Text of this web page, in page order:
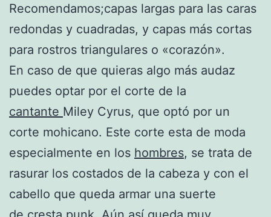
Recomendamos;capas largas para las caras
redondas y cuadradas, y capas más cortas
para rostros triangulares o «corazón».
En caso de que quieras algo más audaz
puedes optar por el corte de la
cantante Miley Cyrus, que optó por un
corte mohicano. Este corte esta de moda
especialmente en los hombres, se trata de
rasurar los costados de la cabeza y con el
cabello que queda armar una suerte